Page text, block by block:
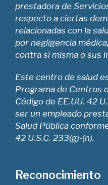
prestadora de
respecto a ciertas
relacionadas con la
por negligencia
contra sí misma o sus
Este centro de salud
Programa de Centros
Código de EE.UU. 42
ser un empleado
Salud Pública
42 U.S.C. 233(g)-(n).
Reconocimiento